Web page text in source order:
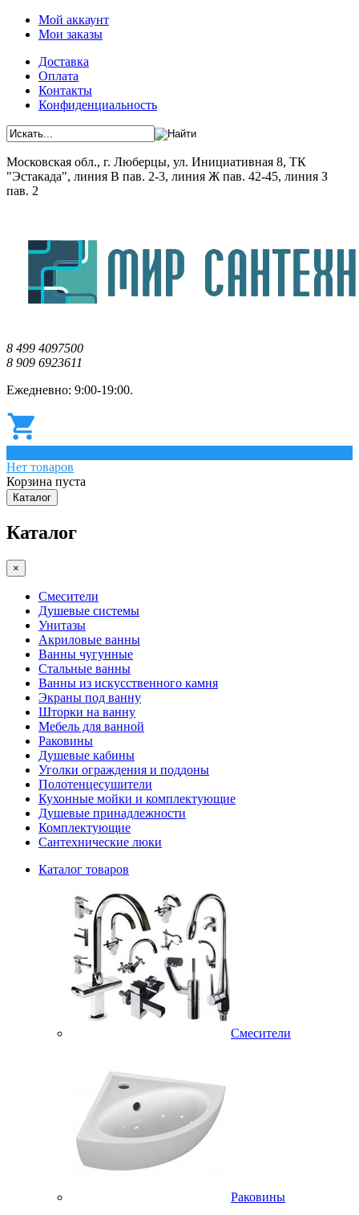
Мой аккаунт
Мои заказы
Доставка
Оплата
Контакты
Конфиденциальность
Московская обл., г. Люберцы, ул. Инициативная 8, ТК
"Эстакада", линия В пав. 2-3, линия Ж пав. 42-45, линия З
пав. 2
8 499 4097500
8 909 6923611
Ежедневно: 9:00-19:00.
Нет товаров
Корзина пуста
Каталог
Каталог
×
Смесители
Душевые системы
Унитазы
Акриловые ванны
Ванны чугунные
Стальные ванны
Ванны из искусственного камня
Экраны под ванну
Шторки на ванну
Мебель для ванной
Раковины
Душевые кабины
Уголки ограждения и поддоны
Полотенцесушители
Кухонные мойки и комплектующие
Душевые принадлежности
Комплектующие
Сантехнические люки
Каталог товаров
Смесители
Раковины